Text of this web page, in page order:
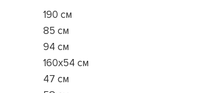
190 см
85 см
94 см
160x54 см
47 см